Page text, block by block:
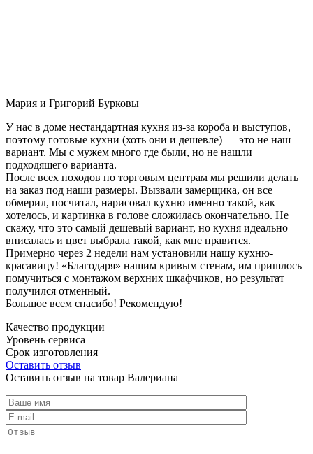
Мария и Григорий Бурковы
У нас в доме нестандартная кухня из-за короба и выступов,
поэтому готовые кухни (хоть они и дешевле) — это не наш
вариант. Мы с мужем много где были, но не нашли
подходящего варианта.
После всех походов по торговым центрам мы решили делать
на заказ под наши размеры. Вызвали замерщика, он все
обмерил, посчитал, нарисовал кухню именно такой, как
хотелось, и картинка в голове сложилась окончательно. Не
скажу, что это самый дешевый вариант, но кухня идеально
вписалась и цвет выбрала такой, как мне нравится.
Примерно через 2 недели нам установили нашу кухню-
красавицу! «Благодаря» нашим кривым стенам, им пришлось
помучиться с монтажом верхних шкафчиков, но результат
получился отменный.
Большое всем спасибо! Рекомендую!
Качество продукции
Уровень сервиса
Срок изготовления
Оставить отзыв
Оставить отзыв на товар Валериана